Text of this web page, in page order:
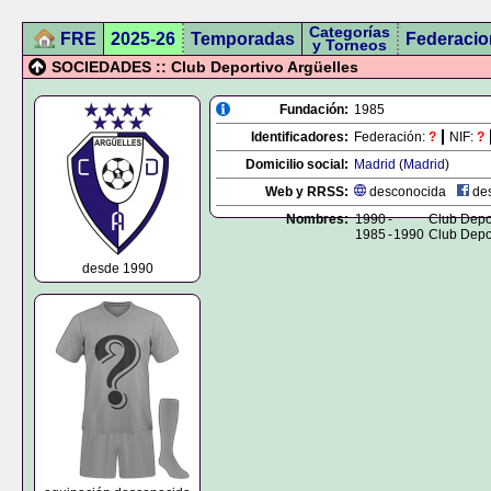
FRE 2025-26 Temporadas Categorías
y Torneos
SOCIEDADES :: Club Deportivo Argüelles
desde 1990
Fundación: 1985
Identificadores: Federación: ? NIF: ?
Domicilio social: Madrid (Madrid)
Web y RRSS:
desconocida
Nombres: 1990-
Club
1985-1990 Club